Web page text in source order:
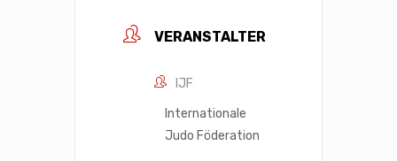
VERANSTALTER
IJF
Internationale
Judo Föderation